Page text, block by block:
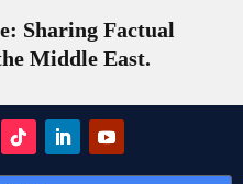
Sharing Factual
Middle East.